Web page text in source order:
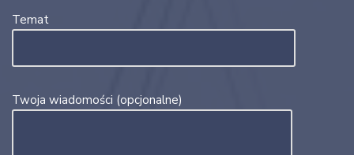
Temat
Twoja wiadomości (opcjonalne)